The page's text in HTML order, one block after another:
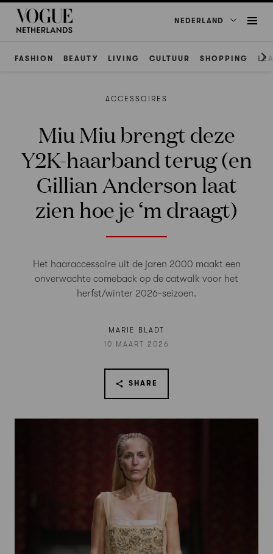
NEDERLAND
FASHION BEAUTY LIVING CULTUUR SHOPPING
ACCESSOIRES
Miu Miu brengt deze
Y2K-haarband terug (en
Gillian Anderson laat
zien hoe je ‘m draagt)
Het haaraccessoire uit de jaren 2000 maakt een
onverwachte comeback op de catwalk voor het
herfst/winter 2026-seizoen.
MARIE BLADT
10 MAART 2026
SHARE